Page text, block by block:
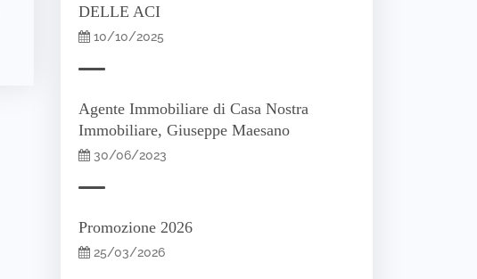
DELLE ACI
10/10/2025
Agente Immobiliare di Casa Nostra
Immobiliare, Giuseppe Maesano
30/06/2023
Promozione 2026
25/03/2026